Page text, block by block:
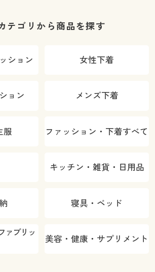
テゴリから商品を探す
ション 女性下着
ョン メンズ下着
服 ファッション・下着すべて
キッチン・雑貨・日用品
寝具・ベッド
ァブリッ
美容・健康・サプリメント